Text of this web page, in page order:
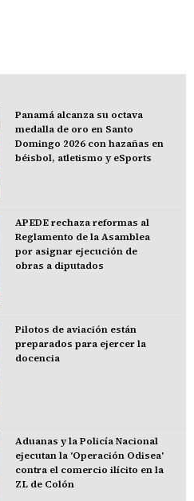
Panamá alcanza su octava
medalla de oro en Santo
Domingo 2026 con hazañas en
béisbol, atletismo y eSports
APEDE rechaza reformas al
Reglamento de la Asamblea
por asignar ejecución de
obras a diputados
Pilotos de aviación están
preparados para ejercer la
docencia
Aduanas y la Policía Nacional
ejecutan la 'Operación Odisea'
contra el comercio ilícito en la
ZL de Colón